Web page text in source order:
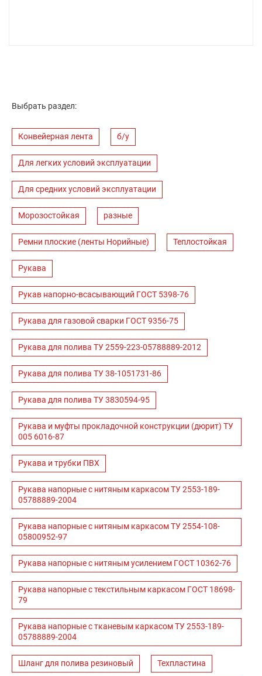
Выбрать раздел:
Конвейерная лента б/у
Для легких условий эксплуатации
Для средних условий эксплуатации
Морозостойкая разные
Ремни плоские (ленты Норийные) Теплостойкая
Рукава
Рукав напорно-всасывающий ГОСТ 5398-76
Рукава для газовой сварки ГОСТ 9356-75
Рукава для полива ТУ 2559-223-05788889-2012
Рукава для полива ТУ 38-1051731-86
Рукава для полива ТУ 3830594-95
Рукава и муфты прокладочной конструкции (дюрит) ТУ
005 6016-87
Рукава и трубки ПВХ
Рукава напорные с нитяным каркасом ТУ 2553-189-
05788889-2004
Рукава напорные с нитяным каркасом ТУ 2554-108-
05800952-97
Рукава напорные с нитяным усилением ГОСТ 10362-76
Рукава напорные с текстильным каркасом ГОСТ 18698-
79
Рукава напорные с тканевым каркасом ТУ 2553-189-
05788889-2004
Шланг для полива резиновый Техпластина